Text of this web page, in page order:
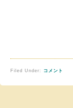
Filed Under: コメント